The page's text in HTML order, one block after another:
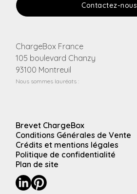
Contactez-nous
ChargeBox France
105 boulevard Chanzy
93100 Montreuil
Nous sommes lauréats :
Brevet ChargeBox
Conditions Générales de Vente
Crédits et mentions légales
Politique de confidentialité
Plan de site